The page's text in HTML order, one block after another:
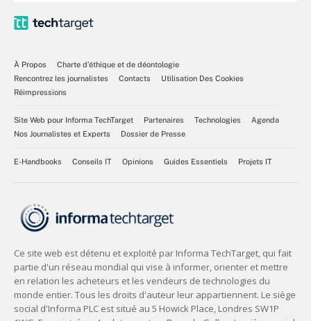
À Propos
Charte d’éthique et de déontologie
Rencontrez les journalistes
Contacts
Utilisation Des Cookies
Réimpressions
Site Web pour Informa TechTarget Partenaires Technologies
Agenda
Nos Journalistes et Experts
Dossier de Presse
E-Handbooks Conseils IT Opinions Guides Essentiels Projets IT